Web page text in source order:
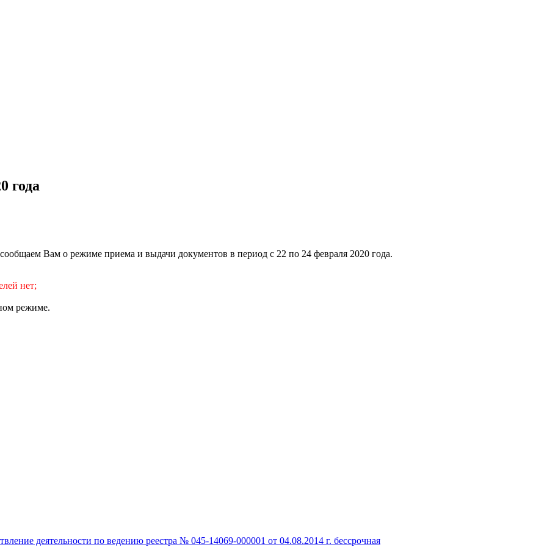
года
Вам о режиме приема и выдачи документов в период с 22 по 24 февраля 2020 года.
нет;
режиме.
деятельности по ведению реестра № 045-14069-000001 от 04.08.2014 г. бессрочная